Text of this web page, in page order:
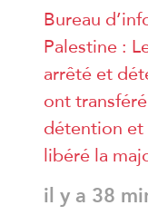
Bureau
Palestine :
arrêté et
ont
détention
libéré la
il y a 38